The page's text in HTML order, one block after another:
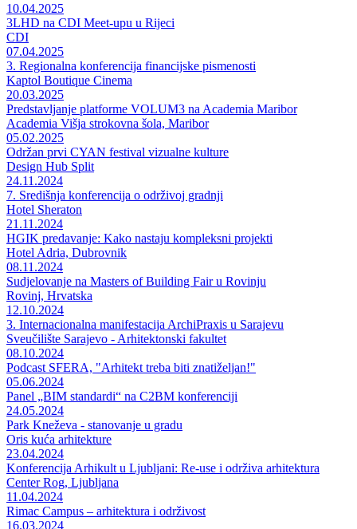
10.04.2025
3LHD na CDI Meet-upu u Rijeci
CDI
07.04.2025
3. Regionalna konferencija financijske pismenosti
Kaptol Boutique Cinema
20.03.2025
Predstavljanje platforme VOLUM3 na Academia Maribor
Academia Višja strokovna šola, Maribor
05.02.2025
Održan prvi CYAN festival vizualne kulture
Design Hub Split
24.11.2024
7. Središnja konferencija o održivoj gradnji
Hotel Sheraton
21.11.2024
HGIK predavanje: Kako nastaju kompleksni projekti
Hotel Adria, Dubrovnik
08.11.2024
Sudjelovanje na Masters of Building Fair u Rovinju
Rovinj, Hrvatska
12.10.2024
3. Internacionalna manifestacija ArchiPraxis u Sarajevu
Sveučilište Sarajevo - Arhitektonski fakultet
08.10.2024
Podcast SFERA, "Arhitekt treba biti znatiželjan!"
05.06.2024
Panel „BIM standardi“ na C2BM konferenciji
24.05.2024
Park Kneževa - stanovanje u gradu
Oris kuća arhitekture
23.04.2024
Konferencija Arhikult u Ljubljani: Re-use i održiva arhitektura
Center Rog, Ljubljana
11.04.2024
Rimac Campus – arhitektura i održivost
16.03.2024